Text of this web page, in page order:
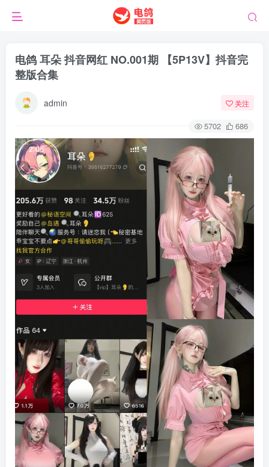
电鸽 耳朵 抖音网红 NO.001期 【5P13V】抖音完
整版合集
admin 关注
5702 686